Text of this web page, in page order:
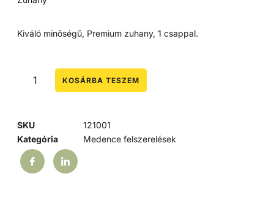
Kiváló minőségű, Premium zuhany, 1 csappal.
KOSÁRBA TESZEM
SKU
121001
Kategória
Medence felszerelések